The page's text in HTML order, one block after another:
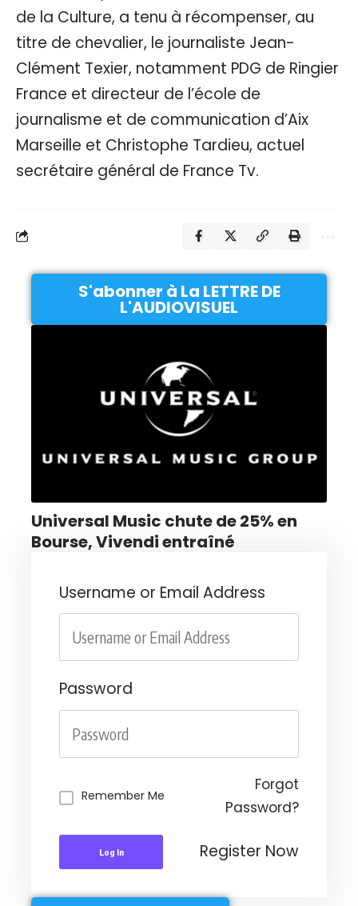
de la Culture, a tenu à récompenser, au
titre de chevalier, le journaliste Jean-
Clément Texier, notamment PDG de Ringier
France et directeur de l’école de
journalisme et de communication d’Aix
Marseille et Christophe Tardieu, actuel
secrétaire général de France Tv.
S'abonner à La LETTRE DE
L'AUDIOVISUEL
Universal Music chute de 25% en
Bourse, Vivendi entraîné
Username or Email Address
Password
Remember Me
Forgot
Password?
Log In Register Now